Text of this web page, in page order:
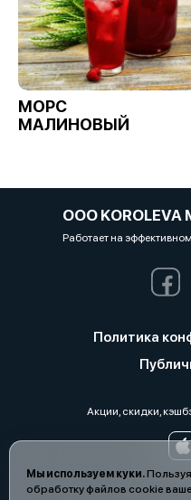
Мы используем куки.
обработку файлов cookie
МОРС
МАЛИНОВЫЙ
OOO KOROLEVA
Работает на
Политика
Акции, скидки,